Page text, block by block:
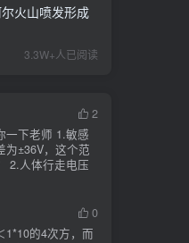
火山喷发形成
3.3W+人已阅读
2
一下老师 1.敏感
为±36V，这个范
2.人体行走电压
0
1*10的4次方，而